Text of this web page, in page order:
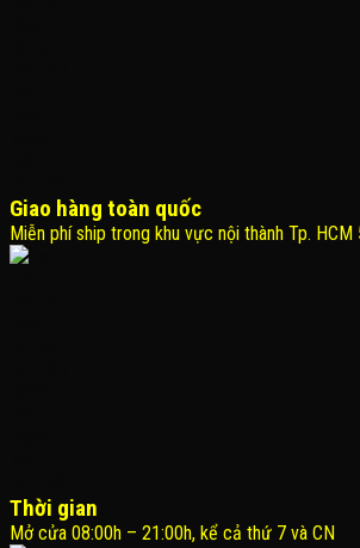
Giao hàng toàn quốc
Miễn phí ship trong khu vực nội thành Tp.
Thời gian
Mở cửa 08:00h – 21:00h, kể cả thứ 7 và CN